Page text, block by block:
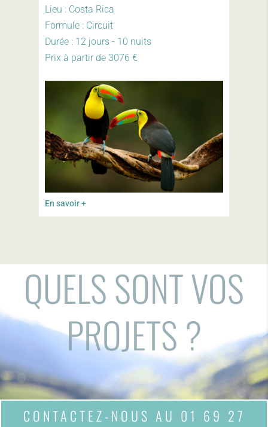
Lieu : Costa Rica
Formule : Circuit
Durée : 12 jours - 10 nuits
Prix à partir de 3076 €
En savoir +
QUELS SONT VOS
PROJETS ?
CONTACTEZ-NOUS AU 01 69 27